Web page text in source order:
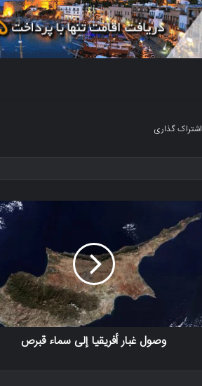
اشتراک گذاری
وصول غبار أفريقيا إلى سماء قبرص